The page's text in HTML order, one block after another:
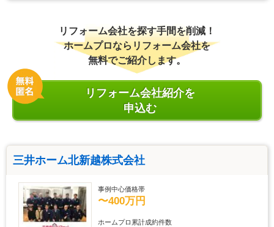
リフォーム会社を探す手間を削減！
ホームプロならリフォーム会社を
無料でご紹介します。
リフォーム会社紹介を
申込む
三井ホーム北新越株式会社
事例中心価格帯
〜400万円
ホームプロ累計成約件数